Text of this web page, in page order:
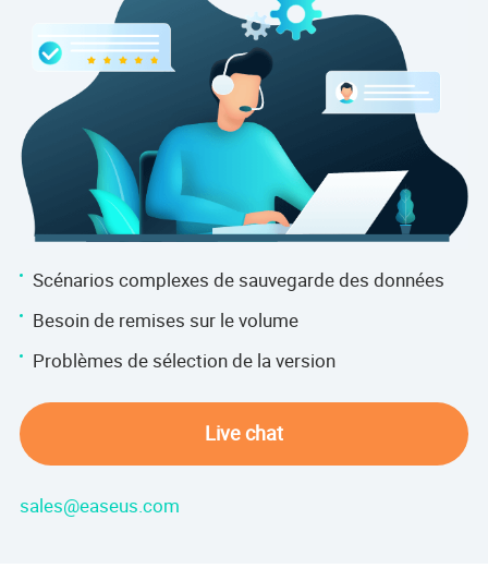
Scénarios complexes de sauvegarde des données
Besoin de remises sur le volume
Problèmes de sélection de la version
Live chat
sales@easeus.com